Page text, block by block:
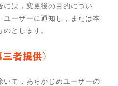
は，変更後の目的につい
ーザーに通知し，または本
とします。
者提供）
いて，あらかじめユーザーの